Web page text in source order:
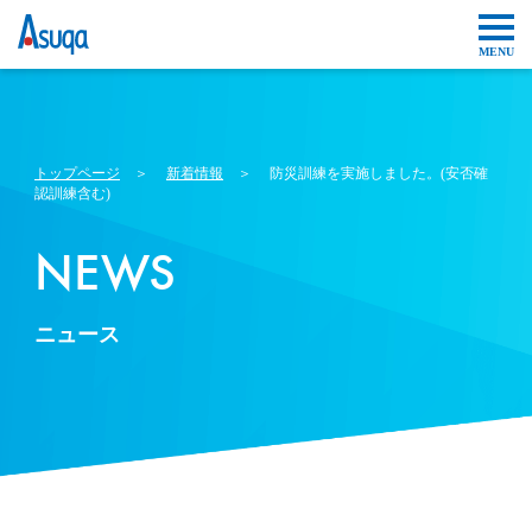
トップページ ＞ 新着情報 ＞ 防災訓練を実施しました。(安否確
認訓練含む)
NEWS
ニュース